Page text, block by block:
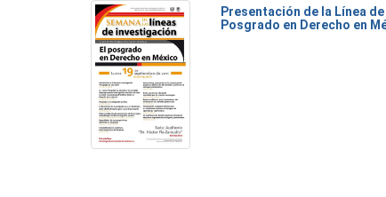
Presentación de la Línea
Posgrado en Derecho en